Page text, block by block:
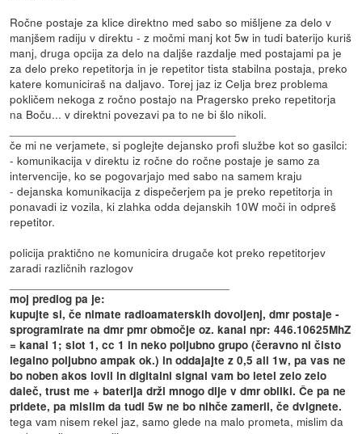
Ročne postaje za klice direktno med sabo so mišljene za delo v
manjšem radiju v direktu - z močmi manj kot 5w in tudi baterijo kuriš
manj, druga opcija za delo na daljše razdalje med postajami pa je
za delo preko repetitorja in je repetitor tista stabilna postaja, preko
katere komuniciraš na daljavo. Torej jaz iz Celja brez problema
pokličem nekoga z ročno postajo na Pragersko preko repetitorja
na Boču... v direktni povezavi pa to ne bi šlo nikoli.
če mi ne verjamete, si poglejte dejansko profi službe kot so gasilci:
- komunikacija v direktu iz ročne do ročne postaje je samo za
intervencije, ko se pogovarjajo med sabo na samem kraju
- dejanska komunikacija z dispečerjem pa je preko repetitorja in
ponavadi iz vozila, ki zlahka odda dejanskih 10W moči in odpreš
repetitor.
policija praktično ne komunicira drugače kot preko repetitorjev
zaradi različnih razlogov
moj predlog pa je:
kupujte si, če nimate radioamaterskih dovoljenj, dmr postaje -
sprogramirate na dmr pmr območje oz. kanal npr: 446.10625MhZ
= kanal 1; slot 1, cc 1 in neko poljubno grupo (čeravno ni čisto
legalno poljubno ampak ok.) in oddajajte z 0,5 ali 1w, pa vas ne
bo noben akos lovil in digitalni signal vam bo letel zelo zelo
daleč, trust me + baterija drži mnogo dlje v dmr obliki. Če pa ne
pridete, pa mislim da tudi 5w ne bo nihče zameril, če dvignete.
tega vam nisem rekel jaz, samo glede na malo prometa, mislim da